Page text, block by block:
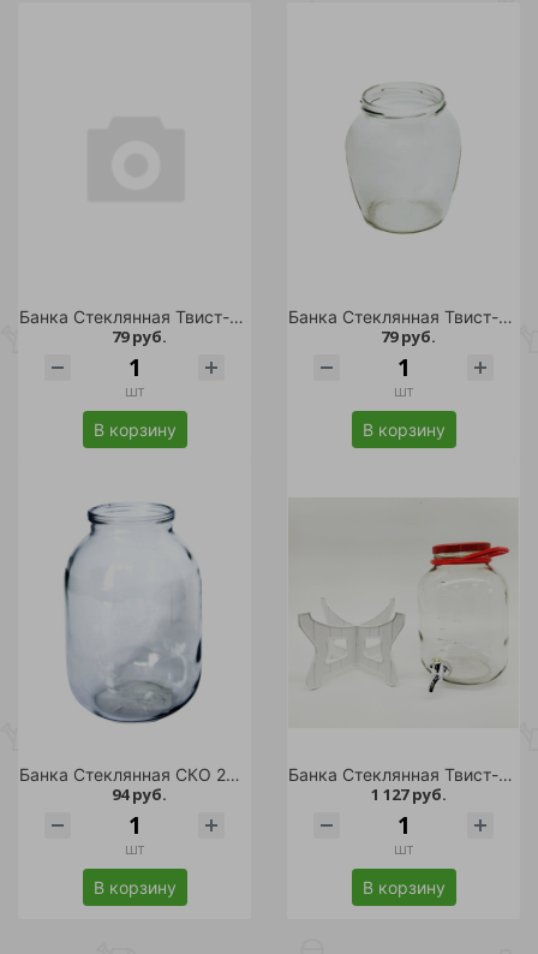
Банка Стеклянная Твист-Офф 1500 мл. д.82 Кубышка /12
79 руб.
шт
В корзину
Банка Стеклянная Твист-Офф 1500 мл д.100 Фонарь /9
79 руб.
шт
В корзину
Банка Стеклянная СКО 2000 мл. д.82 /6
94 руб.
шт
В корзину
Банка Стеклянная Твист-Офф 5000 мл. д.110 комп:подставка, банка, крышка, ручка, краник /1
1 127 руб.
шт
В корзину